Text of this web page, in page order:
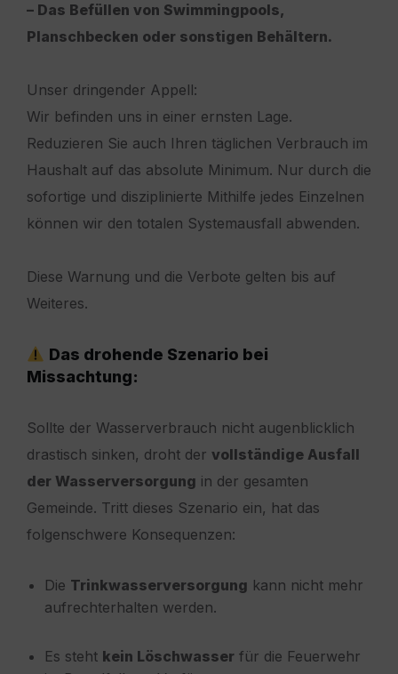
– Das Befüllen von Swimmingpools,
Planschbecken oder sonstigen Behältern.
Unser dringender Appell:
Wir befinden uns in einer ernsten Lage.
Reduzieren Sie auch Ihren täglichen Verbrauch im
Haushalt auf das absolute Minimum. Nur durch die
sofortige und disziplinierte Mithilfe jedes Einzelnen
können wir den totalen Systemausfall abwenden.
Diese Warnung und die Verbote gelten bis auf
Weiteres.
Das drohende Szenario bei
Missachtung:
Sollte der Wasserverbrauch nicht augenblicklich
drastisch sinken, droht der vollständige Ausfall
der Wasserversorgung in der gesamten
Gemeinde. Tritt dieses Szenario ein, hat das
folgenschwere Konsequenzen:
Die Trinkwasserversorgung kann nicht mehr
aufrechterhalten werden.
Es steht kein Löschwasser für die Feuerwehr